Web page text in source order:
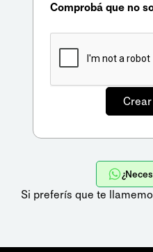
Comprobá que no
Si preferís que te